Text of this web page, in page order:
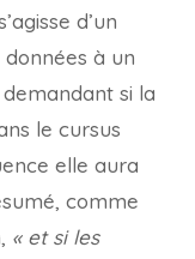
d’un
à un
si la
le cursus
elle aura
comme
« et si les